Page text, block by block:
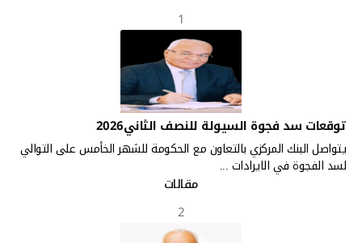
1
توقعات سد فجوة السيولة للنصف الثاني2026
يتواصل البنك المركزي بالتعاون مع الحكومة للشهر الخأمس على التوالي
لسد الفجوة في الايرادات ...
مقالات
2